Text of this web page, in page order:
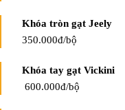
Khóa tròn gạt Jeely
350.000đ/bộ
Khóa tay gạt Vickini
600.000đ/bộ